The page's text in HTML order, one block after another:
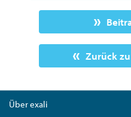
Zurück
Über exali